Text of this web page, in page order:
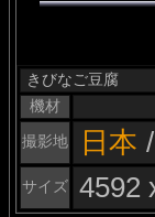
きびなご豆腐
機材
撮影地
日本 /
サイズ 4592